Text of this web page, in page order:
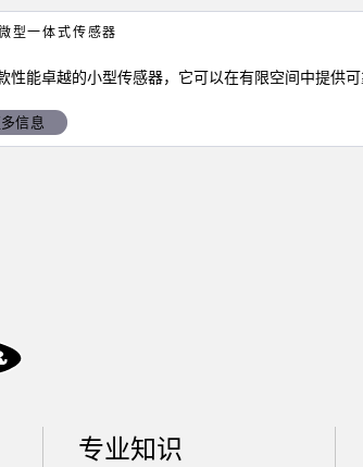
型一体式传感器
性能卓越的小型传感器，它可以在有限空间中提供
信息
专业知识